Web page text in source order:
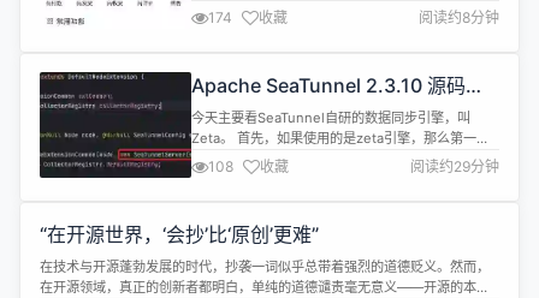
实现微信商城及完整的电商管理后台，用OE商城系
统（Odoo + oejia_weshop 系列模块）是个不错的
选择，强大的生态，灵活的架构，可适应未来各种新
统，而想要在微信小程序上（或者微信公众号...
174 收藏 阅读约8分钟
Apache SeaTunnel 2.3.10 源码解
析：Zeta 引擎服务启动
今天主要看SeaTunnel自研的数据同步引擎，叫
Zeta。 首先，如果使用的是zeta引擎，那么第一步
一定是运行bin/seatunnel-cluster.sh脚本，这个脚
本就是启动zeta的服务端的。 打开seatunnel-
cluster.sh看看，可以看到其实是去启动seatunnel-
108 收藏 阅读约29分钟
“在开源世界，‘会抄’比‘原创’更难”
在技术与开源蓬勃发展的时代，抄袭一词似乎总带着强烈的道德贬义。然而，
在开源领域，真正的创新者都明白，单纯的道德谴责毫无意义——开源的本质